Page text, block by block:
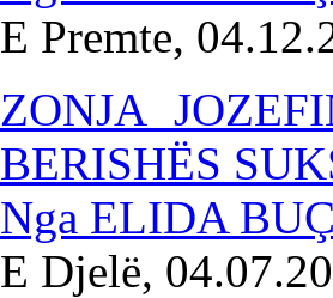
E Premte,
ZONJA
BERISHËS
Nga ELIDA
E Djelë,